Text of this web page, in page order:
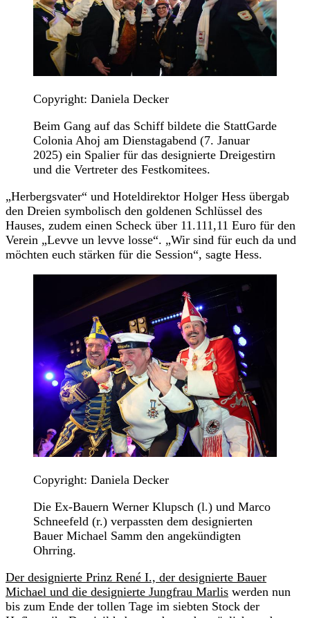
Copyright: Daniela Decker
Beim Gang auf das Schiff bildete die StattGarde
Colonia Ahoj am Dienstagabend (7. Januar
2025) ein Spalier für das designierte Dreigestirn
und die Vertreter des Festkomitees.
„Herbergsvater“ und Hoteldirektor Holger Hess übergab
den Dreien symbolisch den goldenen Schlüssel des
Hauses, zudem einen Scheck über 11.111,11 Euro für den
Verein „Levve un levve losse“. „Wir sind für euch da und
möchten euch stärken für die Session“, sagte Hess.
Copyright: Daniela Decker
Die Ex-Bauern Werner Klupsch (l.) und Marco
Schneefeld (r.) verpassten dem designierten
Bauer Michael Samm den angekündigten
Ohrring.
Der designierte Prinz René I., der designierte Bauer
Michael und die designierte Jungfrau Marlis werden nun
bis zum Ende der tollen Tage im siebten Stock der